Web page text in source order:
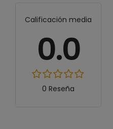
Calificación media
0.0
0 Reseña